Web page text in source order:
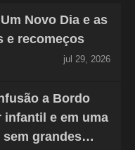
Novo Dia e as
e recomeços
jul 29, 2026
a Bordo
e em uma
sem grandes…